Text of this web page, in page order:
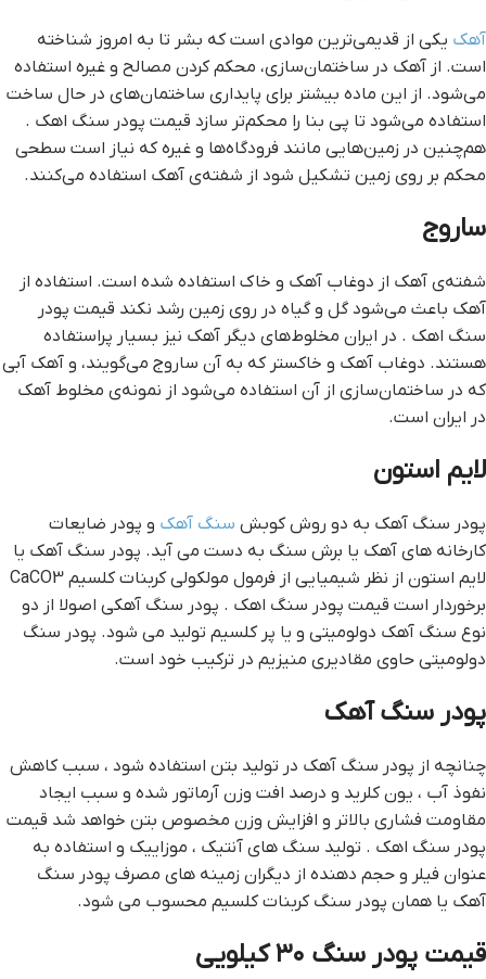
آهک يکي از قديمي‌‌ترين موادي است که بشر تا به امروز شناخته
است. از آهک در ساختمان‌‌سازي، محکم کردن مصالح و غيره استفاده
مي‌‌شود. از اين ماده بيشتر براي پايداري ساختمان‌‌‌هاي در حال ساخت
استفاده مي‌‌شود تا پي بنا را محکم‌‌تر سازد قيمت پودر سنگ اهک .
هم‌‌چنين در زمين‌‌هايي مانند فرودگاه‌‌ها و غيره که نياز است سطحي
محکم بر روي زمين تشکيل شود از شفته‌‌ي آهک استفاده مي‌‌کنند.
سا‌‌رو‌‌ج
شفته‌‌ي آهک از دوغاب آهک و خاک استفاده شده است. استفاده از
آهک باعث مي‌‌شود گل و گياه در روي زمين رشد نکند قيمت پودر
سنگ اهک . در ايران مخلوط‌‌هاي ديگر آهک نيز بسيار پر‌‌استفاده
هستند. دوغاب آهک و خاکستر که به آن سا‌‌رو‌‌ج مي‌‌گويند، و آهک آبي
که در ساختمان‌‌سازي از آن استفاده مي‌‌شود از نمونه‌‌ي مخلوط آهک
در ايران است.
لايم استون
پودر سنگ آهک به دو روش کوبش سنگ آهک و پودر ضايعات
کارخانه هاي آهک يا برش سنگ به دست مي آيد. پودر سنگ آهک يا
لايم استون از نظر شيميايي از فرمول مولکولي کربنات کلسيم CaCO3
برخوردار است قيمت پودر سنگ اهک . پودر سنگ آهکي اصولا از دو
نوع سنگ آهک دولوميتي و يا پر کلسيم توليد مي شود. پودر سنگ
دولوميتي حاوي مقاديري منيزيم در ترکيب خود است.
پودر سنگ آهک
چنانچه از پودر سنگ آهک در توليد بتن استفاده شود ، سبب کاهش
نفوذ آب ، يون کلريد و درصد افت وزن آرماتور شده و سبب ايجاد
مقاومت فشاري بالاتر و افزايش وزن مخصوص بتن خواهد شد قيمت
پودر سنگ اهک . توليد سنگ هاي آنتيک ، موزاييک و استفاده به
عنوان فيلر و حجم دهنده از ديگران زمينه هاي مصرف پودر سنگ
آهک يا همان پودر سنگ کربنات کلسيم محسوب مي شود.
قیمت پودر سنگ ۳۰ کیلویی